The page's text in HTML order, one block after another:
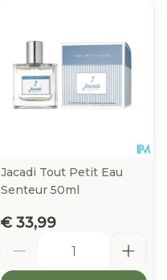
Jacadi Tout Petit Eau
Senteur 50ml
€ 33,99